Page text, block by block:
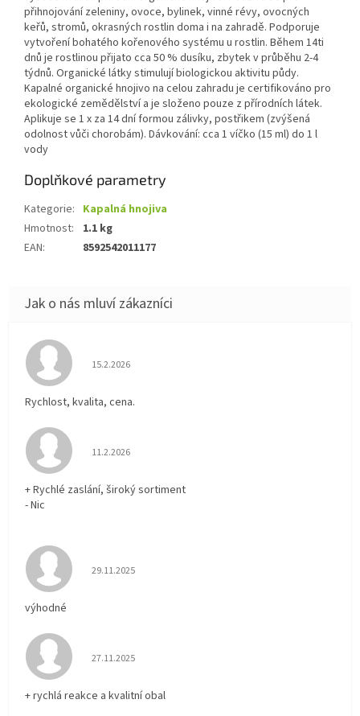
přihnojování zeleniny, ovoce, bylinek, vinné révy, ovocných
keřů, stromů, okrasných rostlin doma i na zahradě. Podporuje
vytvoření bohatého kořenového systému u rostlin. Během 14ti
dnů je rostlinou přijato cca 50 % dusíku, zbytek v průběhu 2-4
týdnů. Organické látky stimulují biologickou aktivitu půdy.
Kapalné organické hnojivo na celou zahradu je certifikováno pro
ekologické zemědělství a je složeno pouze z přírodních látek.
Aplikuje se 1 x za 14 dní formou zálivky, postřikem (zvýšená
odolnost vůči chorobám). Dávkování: cca 1 víčko (15 ml) do 1 l
vody
Doplňkové parametry
Kategorie: Kapalná hnojiva
Hmotnost:
1.1 kg
EAN: 8592542011177
Hodnocení obchodu je 5 z 5 hvězdiček.
15.2.2026
Rychlost, kvalita, cena.
Hodnocení obchodu je 5 z 5 hvězdiček.
11.2.2026
+ Rychlé zaslání, široký sortiment
- Nic
Hodnocení obchodu je 5 z 5 hvězdiček.
29.11.2025
výhodné
Hodnocení obchodu je 5 z 5 hvězdiček.
27.11.2025
+ rychlá reakce a kvalitní obal